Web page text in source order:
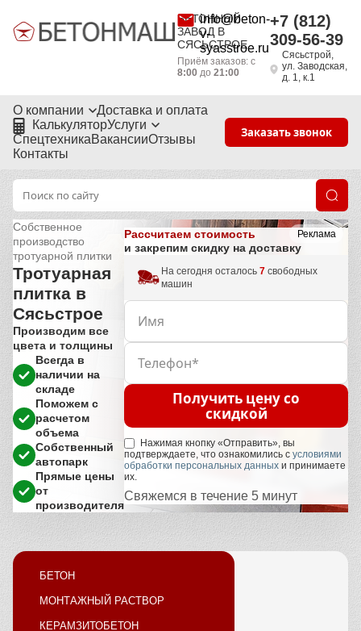
БЕТОННЫЙ
ЗАВОД В
СЯСЬСТРОЕ
info@beton-
v-
syasstroe.ru
Приём заказов: с
8:00 до21:00
+7 (812)
309-56-39
Сясьстрой,
ул. Заводская,
д. 1, к.1
О компании
Доставка и оплата
КалькуляторУслуги
СпецтехникаВакансииОтзывы
Контакты
Заказать звонок
Реклама
Собственное
производство
тротуарной плитки
Тротуарная
плитка в
Сясьстрое
Производим все
цвета и толщины
Всегда в
наличии на
складе
Поможем с
расчетом
объема
Собственный
автопарк
Прямые цены
от
производителя
Рассчитаем стоимость
и закрепим скидку на доставку
На сегодня осталось 7 свободных
машин
Получить цену со
скидкой
Нажимая кнопку «Отправить», вы
подтверждаете, что ознакомились с условиями
обработки персональных данных и принимаете
их.
Свяжемся в течение 5 минут
БЕТОН
МОНТАЖНЫЙ РАСТВОР
КЕРАМЗИТОБЕТОН